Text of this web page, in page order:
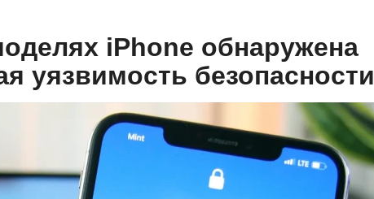
iPhone обнаружена
уязвимость безопасности